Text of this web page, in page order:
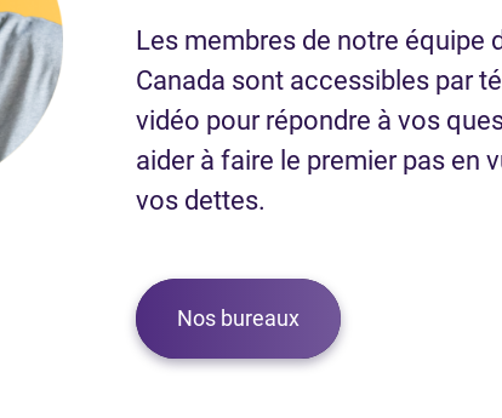
Les membres de notre équipe
Canada sont accessibles par
vidéo pour répondre à vos
aider à faire le premier pas en
vos dettes.
Nos bureaux